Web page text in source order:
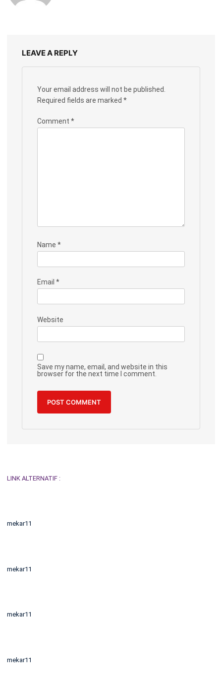
LEAVE A REPLY
Your email address will not be published.
Required fields are marked *
Comment *
Name *
Email *
Website
Save my name, email, and website in this
browser for the next time I comment.
LINK ALTERNATIF :
mekar11
mekar11
mekar11
mekar11